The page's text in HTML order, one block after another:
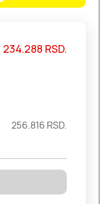
234.288 RSD.
256.816 RSD.